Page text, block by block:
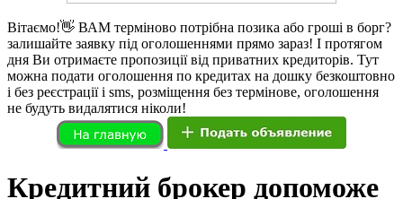
Вітаємо!👋 ВАМ терміново потрібна позика або гроші в борг?
залишайте заявку під оголошеннями прямо зараз! І протягом
дня Ви отримаєте пропозиції від приватних кредиторів. Тут
можна подати оголошення по кредитах на дошку безкоштовно
і без реєстрації і sms, розміщення без термінове, оголошення
не будуть видалятися ніколи!
Кредитний брокер допоможе